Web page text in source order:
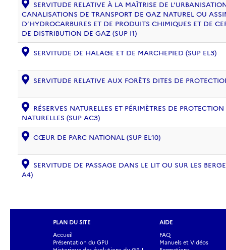
SERVITUDE RELATIVE À LA MAÎTRISE DE
CANALISATIONS DE TRANSPORT DE GAZ NATUREL OU
D’HYDROCARBURES ET DE PRODUITS CHIMIQUES ET DE
DE DISTRIBUTION DE GAZ (SUP I1)
SERVITUDE DE HALAGE ET DE MARCHEPIED (SUP EL3)
SERVITUDE RELATIVE AUX FORÊTS DITES DE
RÉSERVES NATURELLES ET PÉRIMÈTRES DE
NATURELLES (SUP AC3)
CŒUR DE PARC NATIONAL (SUP EL10)
SERVITUDE DE PASSAGE DANS LE LIT OU SUR LES
A4)
PLAN DU SITE
Accueil
Présentation du GPU
AIDE
FAQ
Manuels et Vidéos